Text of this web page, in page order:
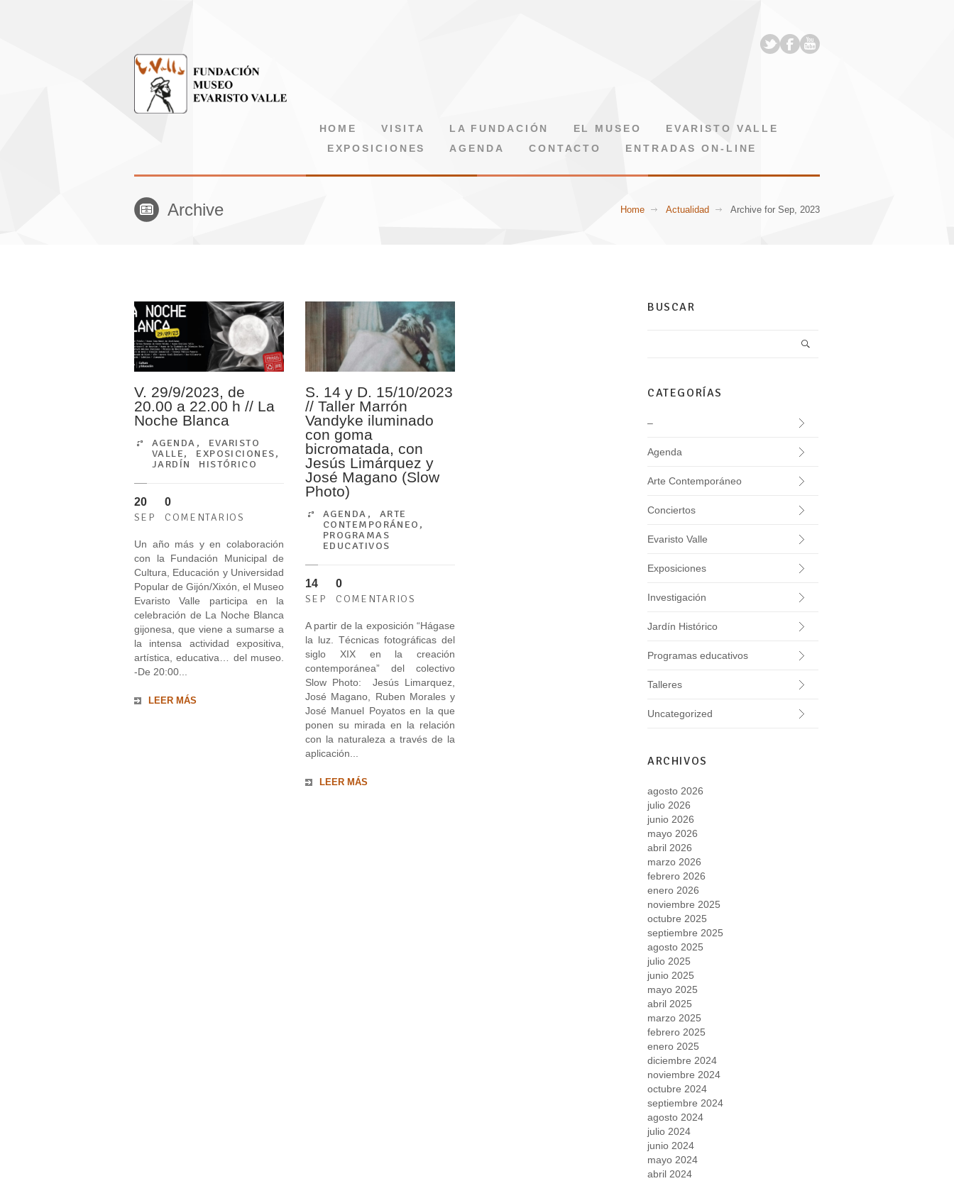
HOME VISITA LA FUNDACIÓN EL MUSEO
EVARISTO VALLE
EXPOSICIONES
AGENDA CONTACTO ENTRADAS ON-LINE
Archive Home Actualidad Archive for Sep, 2023
V. 29/9/2023, de
20.00 a 22.00 h // La
Noche Blanca
AGENDA , EVARISTO
VALLE, EXPOSICIONES,
JARDÍN HISTÓRICO
20
SEP
0
COMENTARIOS
Un año más y en colaboración
con la Fundación Municipal de
Cultura, Educación y Universidad
Popular de Gijón/Xixón, el Museo
Evaristo Valle participa en la
celebración de La Noche Blanca
gijonesa, que viene a sumarse a
la intensa actividad expositiva,
artística, educativa… del museo.
-De 20:00...
LEER MÁS
S. 14 y D. 15/10/2023
// Taller Marrón
Vandyke iluminado
con goma
bicromatada, con
Jesús Limárquez y
José Magano (Slow
Photo)
AGENDA , ARTE
CONTEMPORÁNEO ,
PROGRAMAS
EDUCATIVOS
14
SEP
0
COMENTARIOS
A partir de la exposición “Hágase
la luz. Técnicas fotográficas del
siglo XIX en la creación
contemporánea” del colectivo
Slow Photo: Jesús Limarquez,
José Magano, Ruben Morales y
José Manuel Poyatos en la que
ponen su mirada en la relación
con la naturaleza a través de la
aplicación...
LEER MÁS
BUSCAR
CATEGORÍAS
–
Agenda
Arte Contemporáneo
Conciertos
Evaristo Valle
Exposiciones
Investigación
Jardín Histórico
Programas educativos
Talleres
Uncategorized
ARCHIVOS
agosto 2026
julio 2026
junio 2026
mayo 2026
abril 2026
marzo 2026
febrero 2026
enero 2026
noviembre 2025
octubre 2025
septiembre 2025
agosto 2025
julio 2025
junio 2025
mayo 2025
abril 2025
marzo 2025
febrero 2025
enero 2025
diciembre 2024
noviembre 2024
octubre 2024
septiembre 2024
agosto 2024
julio 2024
junio 2024
mayo 2024
abril 2024